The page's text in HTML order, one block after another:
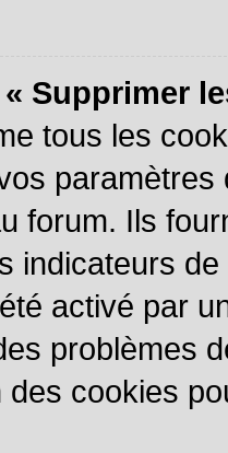
Supprimer
tous les
paramètres
forum. Ils
indicateurs
activé par
problèmes
des cookies